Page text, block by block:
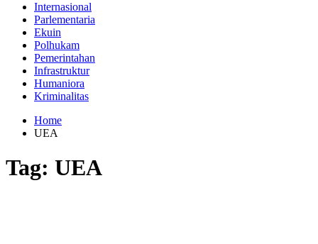
Internasional
Parlementaria
Ekuin
Polhukam
Pemerintahan
Infrastruktur
Humaniora
Kriminalitas
Home
UEA
Tag: UEA